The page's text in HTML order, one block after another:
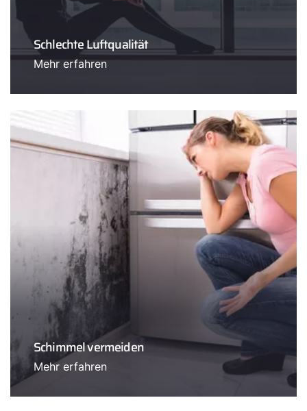
Schlechte Luftqualität
Mehr erfahren
Schimmel vermeiden
Mehr erfahren